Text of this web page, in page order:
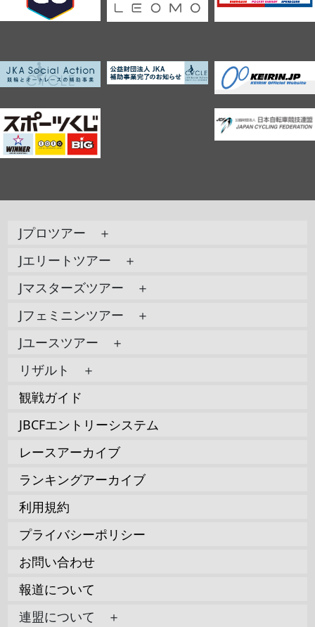
Jプロツアー ＋
Jエリートツアー ＋
Jマスターズツアー ＋
Jフェミニンツアー ＋
Jユースツアー ＋
リザルト ＋
観戦ガイド
JBCFエントリーシステム
レースアーカイブ
ランキングアーカイブ
利用規約
プライバシーポリシー
お問い合わせ
報道について
連盟について ＋